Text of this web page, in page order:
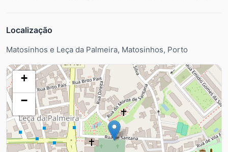
Localização
Matosinhos e Leça da Palmeira, Matosinhos, Porto
+
−